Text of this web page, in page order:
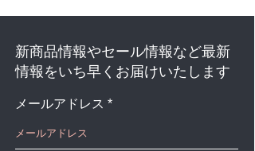
新商品情報やセール情報など最新
情報をいち早くお届けいたします
メールアドレス